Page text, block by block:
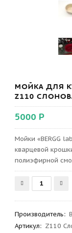
МОЙКА ДЛЯ
Z110
5000 Р
Мойки «BERGG
кварцевой
полиэфирной
Производитель:
Артикул: Z110